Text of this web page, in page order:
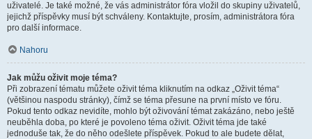
uživatelé. Je také možné, že vás administrátor fóra vložil do skupiny uživatelů,
jejichž příspěvky musí být schváleny. Kontaktujte, prosím, administrátora fóra
pro další informace.
Nahoru
Jak můžu oživit moje téma?
Při zobrazení tématu můžete oživit téma kliknutím na odkaz „Oživit téma“
(většinou naspodu stránky), čímž se téma přesune na první místo ve fóru.
Pokud tento odkaz nevidíte, mohlo být oživování témat zakázáno, nebo ještě
neuběhla doba, po které je povoleno téma oživit. Oživit téma jde také
jednoduše tak, že do něho odešlete příspěvek. Pokud to ale budete dělat,